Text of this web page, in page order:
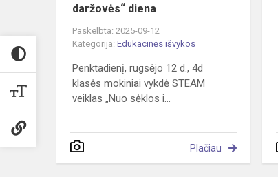
daržovės“ diena
Paskelbta: 2025-09-12
Kategorija: Edukacinės išvykos
Penktadienį, rugsėjo 12 d., 4d
klasės mokiniai vykdė STEAM
veiklas „Nuo sėklos i...
Plačiau